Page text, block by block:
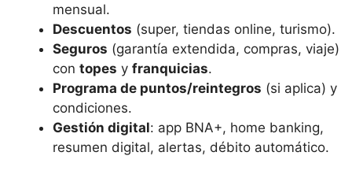
mensual.
Descuentos (super, tiendas online, turismo).
Seguros (garantía extendida, compras, viaje)
con topes y franquicias.
Programa de puntos/reintegros (si aplica) y
condiciones.
Gestión digital: app BNA+, home banking,
resumen digital, alertas, débito automático.